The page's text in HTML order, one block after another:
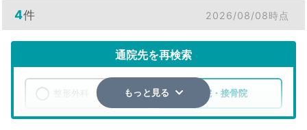
4件 2026/08/08時点
通院先を再検索
整骨院・接骨院
もっと見る